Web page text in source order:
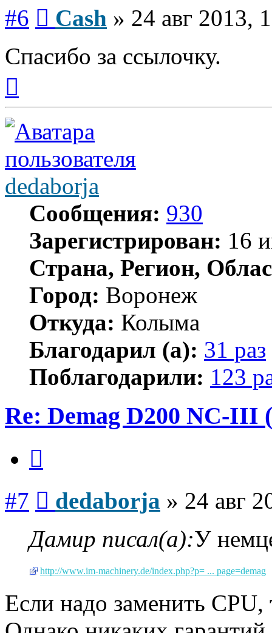
#6 Cash » 24 авг 2013,
Спасибо за ссылочку.
началу
dedaborja
Сообщения: 930
Зарегистрирован: 16
Страна, Регион,
Город: Воронеж
Откуда: Колыма
Благодарил (а): 31 раз
Поблагодарили: 123
Re: Demag D200 NC-III
#7 dedaborja » 24 авг
Дамир писал(а):У
http://www.im-machinery.de/index.php?p= ... page=demag
Если надо заменить СРU,